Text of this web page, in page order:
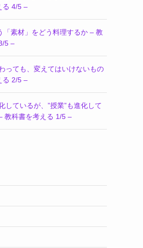
る 4/5 –
「素材」をどう料理するか – 教
5 –
っても、変えてはいけないもの
る 2/5 –
しているが、”授業”も進化して
教科書を考える 1/5 –